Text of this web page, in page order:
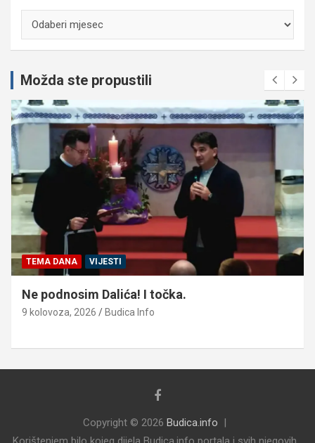
Možda ste propustili
TEMA DANA VIJESTI
Ne podnosim Dalića! I točka.
9 kolovoza, 2026 Budica Info
Copyright © 2026 Budica.info